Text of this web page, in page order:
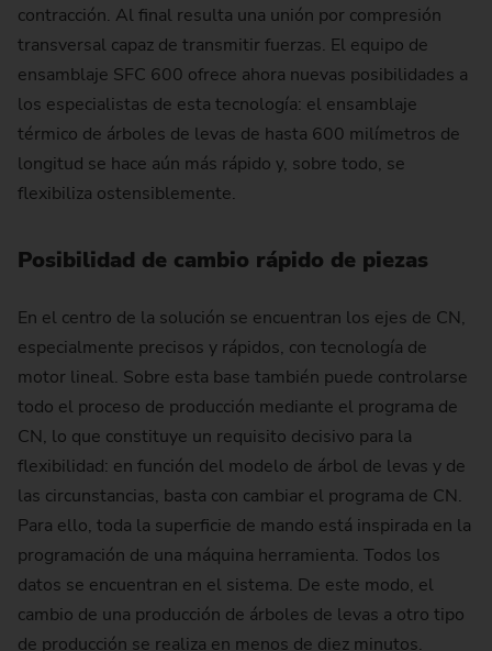
contracción. Al final resulta una unión por compresión
transversal capaz de transmitir fuerzas. El equipo de
ensamblaje SFC 600 ofrece ahora nuevas posibilidades a
los especialistas de esta tecnología: el ensamblaje
térmico de árboles de levas de hasta 600 milímetros de
longitud se hace aún más rápido y, sobre todo, se
flexibiliza ostensiblemente.
Posibilidad de cambio rápido de piezas
En el centro de la solución se encuentran los ejes de CN,
especialmente precisos y rápidos, con tecnología de
motor lineal. Sobre esta base también puede controlarse
todo el proceso de producción mediante el programa de
CN, lo que constituye un requisito decisivo para la
flexibilidad: en función del modelo de árbol de levas y de
las circunstancias, basta con cambiar el programa de CN.
Para ello, toda la superficie de mando está inspirada en la
programación de una máquina herramienta. Todos los
datos se encuentran en el sistema. De este modo, el
cambio de una producción de árboles de levas a otro tipo
de producción se realiza en menos de diez minutos.